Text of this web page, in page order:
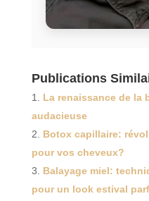
Publications
La renaissance de la
audacieuse
Botox capillaire:
pour vos cheveux?
Balayage miel:
pour un look estival